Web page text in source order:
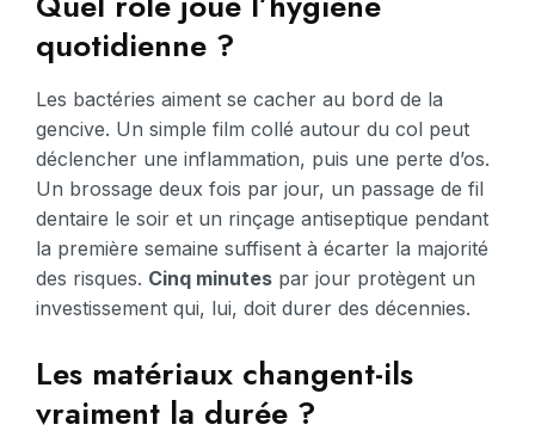
quotidienne ?
Les bactéries aiment se cacher au bord de la
gencive. Un simple film collé autour du col peut
déclencher une inflammation, puis une perte d’os.
Un brossage deux fois par jour, un passage de fil
dentaire le soir et un rinçage antiseptique pendant
la première semaine suffisent à écarter la majorité
des risques. Cinq minutes par jour protègent un
investissement qui, lui, doit durer des décennies.
Les matériaux changent-ils
vraiment la durée ?